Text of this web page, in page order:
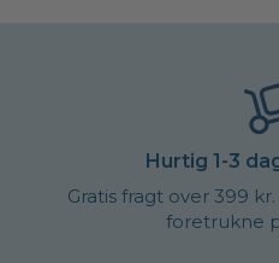
Hurtig 1-3
Gratis fragt over 399
foretrukne